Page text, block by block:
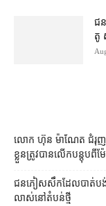
ជ
តូ
លោក ហ៊ុន ម៉ាណែត ជំរុញ​ឱ្យ​
ខ្លួន​ត្រូវ​បាន​លើក​បន្តុប​ពី​ម៉
ជនភៀសសឹក​ដែល​បាត់បង់​ផ្
លាស់​នៅ​តំបន់​ថ្មី